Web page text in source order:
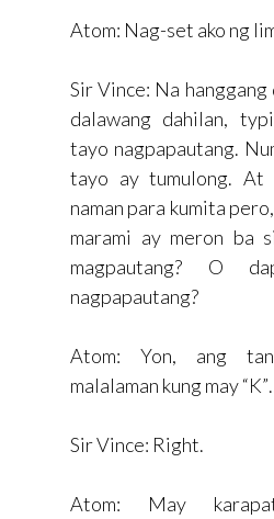
Atom: Nag-set ako ng
Sir Vince: Na
dalawang dahilan,
tayo nagpapautang.
tayo ay tumulong. At
naman para kumita
marami ay meron ba
magpautang? O
nagpapautang?
Atom: Yon, ang
malalaman kung may
Sir Vince: Right.
Atom: May